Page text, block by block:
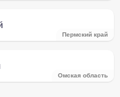
Пермский край
Омская область